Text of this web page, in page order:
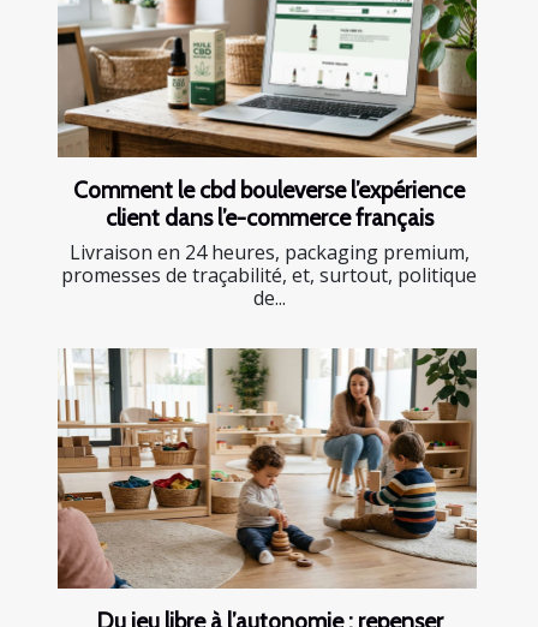
Comment le cbd bouleverse l’expérience
client dans l’e-commerce français
Livraison en 24 heures, packaging premium,
promesses de traçabilité, et, surtout, politique
de...
Du jeu libre à l’autonomie : repenser